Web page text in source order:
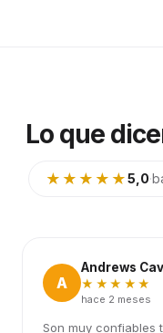
Lo que
★★★★★5,0·
A
Andrews
★★★★★
hace 2 meses
Son muy confiables